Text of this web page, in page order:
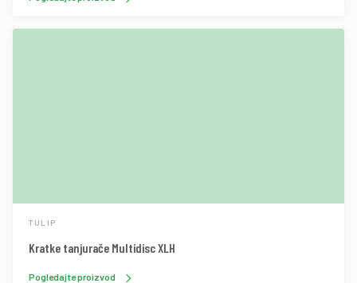
TULIP
Kratke tanjurače Multidisc XLH
Pogledajte proizvod